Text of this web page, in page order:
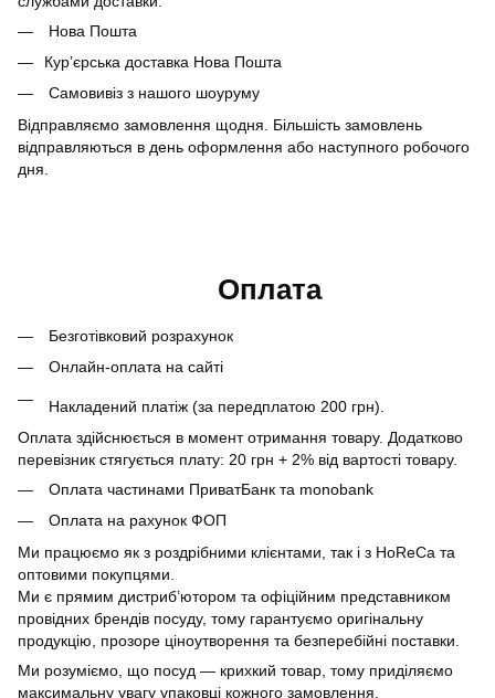
Нова Пошта
Кур’єрська доставка Нова Пошта
Самовивіз з нашого шоуруму
Відправляємо замовлення щодня. Більшість замовлень
відправляються в день оформлення або наступного робочого
дня.
Оплата
Безготівковий розрахунок
Онлайн-оплата на сайті
Накладений платіж (за передплатою 200 грн).
Оплата здійснюється в момент отримання товару. Додатково
перевізник стягується плату: 20 грн + 2% від вартості товару.
Оплата частинами ПриватБанк та monobank
Оплата на рахунок ФОП
Ми працюємо як з роздрібними клієнтами, так і з HoReCa та
оптовими покупцями.
Ми є прямим дистриб’ютором та офіційним представником
провідних брендів посуду, тому гарантуємо оригінальну
продукцію, прозоре ціноутворення та безперебійні поставки.
Ми розуміємо, що посуд — крихкий товар, тому приділяємо
максимальну увагу упаковці кожного замовлення.